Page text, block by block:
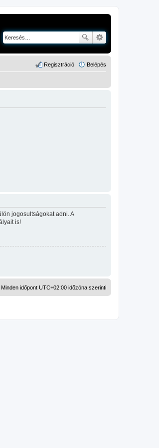
Belépés
Regisztráció
jogosultságokat adni. A
is!
Minden időpont UTC+02:00 időzóna szerinti